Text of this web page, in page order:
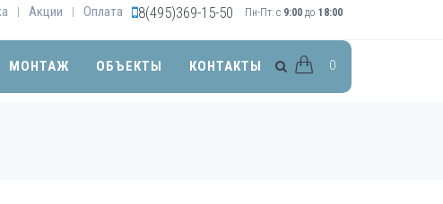
| Акции | Оплата 8(495)369-15-50 Пн-Пт: с 9:00 до 18:00
МОНТАЖ ОБЪЕКТЫ КОНТАКТЫ 0